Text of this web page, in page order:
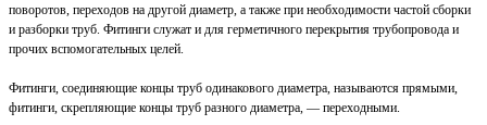
поворотов, переходов на другой диаметр, а также при необходимости частой сборки
и разборки труб. Фитинги служат и для герметичного перекрытия трубопровода и
прочих вспомогательных целей.
Фитинги, соединяющие концы труб одинакового диаметра, называются прямыми,
фитинги, скрепляющие концы труб разного диаметра, — переходными.